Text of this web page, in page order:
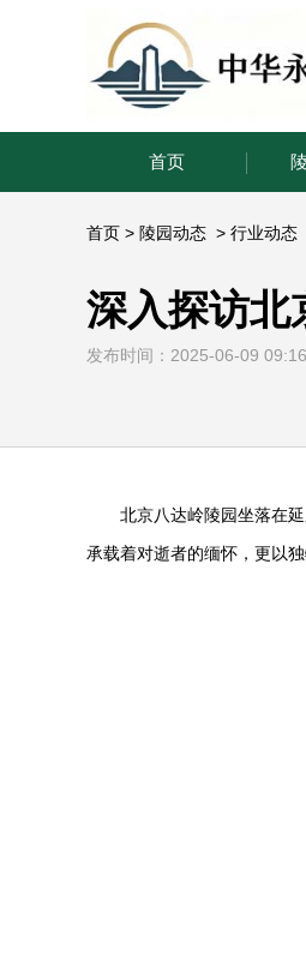
首页
首页 > 陵园动态 > 行业动态
深入探访北
发布时间：2025-06-09
北京八达岭陵园坐落在
承载着对逝者的缅怀，更以